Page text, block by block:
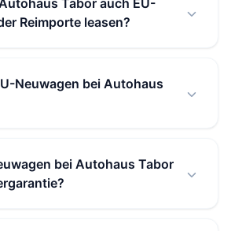
Tabor auch EU-
Reimporte leasen?
Neuwagen bei Autohaus
bei Autohaus Tabor